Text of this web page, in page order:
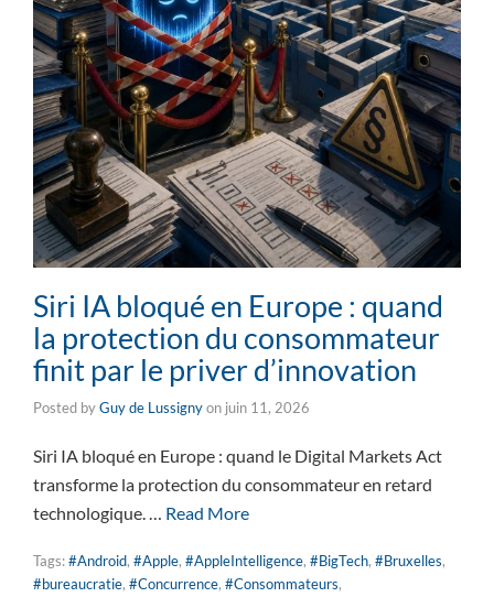
Siri IA bloqué en Europe : quand
la protection du consommateur
finit par le priver d’innovation
Posted byGuy de Lussignyon juin 11, 2026
Siri IA bloqué en Europe : quand le Digital Markets Act
transforme la protection du consommateur en retard
technologique. … Read More
Tags:#Android, #Apple, #AppleIntelligence, #BigTech, #Bruxelles,
#bureaucratie, #Concurrence, #Consommateurs,